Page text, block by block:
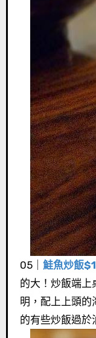
05｜ 鮭魚炒飯
的大！炒飯端上
明，配上上頭的
的有些炒飯過於